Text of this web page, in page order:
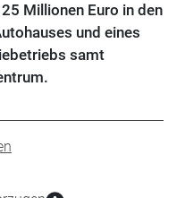
Millionen Euro in den
und eines
samt